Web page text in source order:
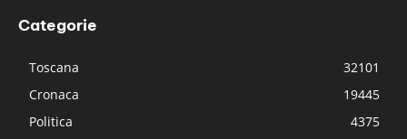
Categorie
Toscana
32101
Cronaca
19445
Politica
4375